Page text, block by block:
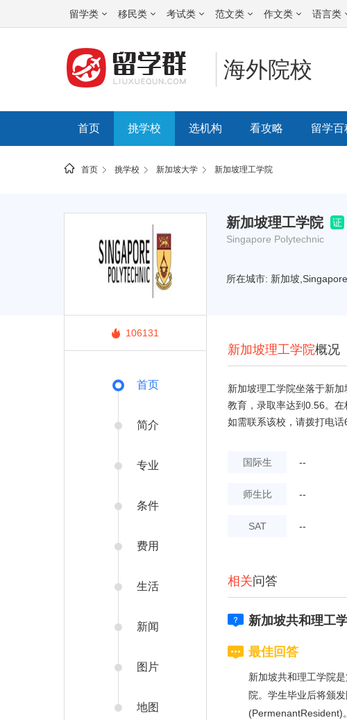
留学类 移民类 考试类 范文类 作文类 语言类
海外院校
首页 挑学校 选机构 看攻略 留学百
首页 挑学校 新加坡大学 新加坡理工学院
新加坡理工学院 证
Singapore Polytechnic
所在城市: 新加坡,Singapore
106131
首页
简介
专业
条件
费用
生活
新闻
图片
地图
新加坡理工学院概况
新加坡理工学院坐落于新
教育，录取率达到0.56。在
如需联系该校，请拨打电
国际生 --
师生比 --
SAT --
相关问答
新加坡共和理工
最佳回答
新加坡共和理工学院
院。学生毕业后将颁
(PermenantResident)